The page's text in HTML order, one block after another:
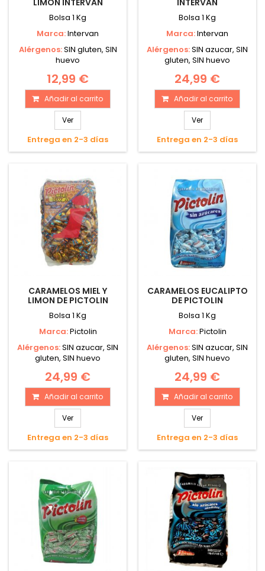
Bolsa 1 Kg
Marca:Intervan
Alérgenos:SIN gluten, SIN
huevo
12,99 €
Añadir al carrito
Ver
Entrega en 2-3 días
Bolsa 1 Kg
Marca:Intervan
Alérgenos:SIN azucar, SIN
gluten, SIN huevo
24,99 €
Añadir al carrito
Ver
Entrega en 2-3 días
CARAMELOS MIEL Y
LIMON DE PICTOLIN
Bolsa 1 Kg
Marca:Pictolin
Alérgenos:SIN azucar, SIN
gluten, SIN huevo
24,99 €
Añadir al carrito
Ver
Entrega en 2-3 días
CARAMELOS EUCALIPTO
DE PICTOLIN
Bolsa 1 Kg
Marca:Pictolin
Alérgenos:SIN azucar, SIN
gluten, SIN huevo
24,99 €
Añadir al carrito
Ver
Entrega en 2-3 días